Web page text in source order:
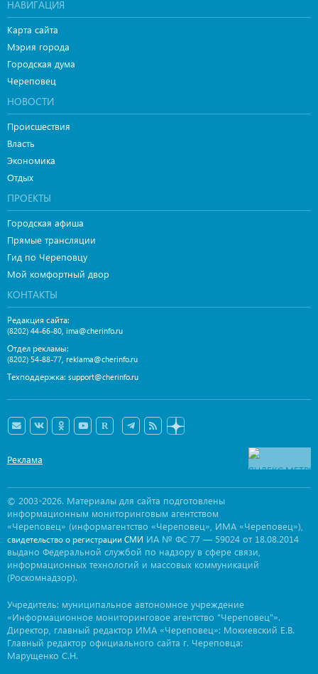
НАВИГАЦИЯ
Карта сайта
Мэрия города
Городская дума
Череповец
НОВОСТИ
Происшествия
Власть
Экономика
Отдых
ПРОЕКТЫ
Городская афиша
Прямые трансляции
Гид по Череповцу
Мой комфортный двор
КОНТАКТЫ
Редакция сайта:
(8202) 44-66-80 ima@cherinfo.ru
Отдел рекламы:
(8202) 54-88-77 reklama@cherinfo.ru
Техподдержка: support@cherinfo.ru
Реклама
© 2003-2026. Материалы для сайта подготовлены
информационным мониторинговым агентством
«Череповец» (информагентство «Череповец», ИМА «Череповец»),
свидетельство о регистрации СМИ ИА № ФС 77 — 59024 от 18.08.2014
выдано Федеральной службой по надзору в сфере связи,
информационных технологий и массовых коммуникаций
(Роскомнадзор).
Учредитель: муниципальное автономное учреждение
«Информационное мониторинговое агентство "Череповец"».
Директор, главный редактор ИМА «Череповец»: Мокиевский Е.В.
Главный редактор официального сайта г. Череповца:
Марущенко С.Н.